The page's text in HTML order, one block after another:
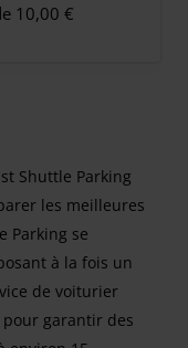
10,00 €
Shuttle Parking
les meilleures
Parking se
à la fois un
de voiturier
garantir des